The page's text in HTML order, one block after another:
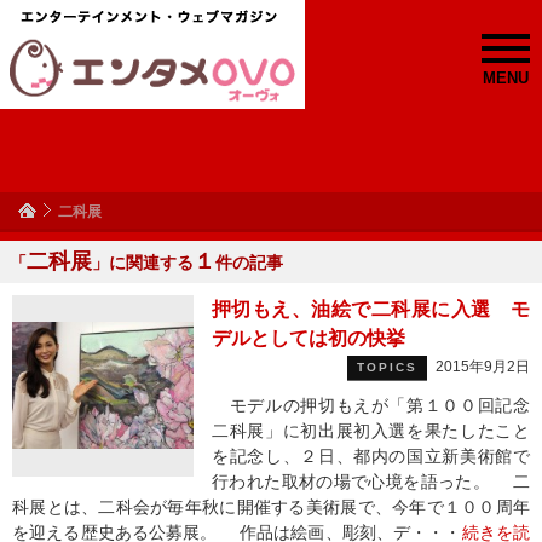
MENU
二科展
「二科展 」に関連する １ 件の記事
押切もえ、油絵で二科展に入選 モ
デルとしては初の快挙
TOPICS 2015年9月2日
モデルの押切もえが「第１００回記念
二科展」に初出展初入選を果たしたこと
を記念し、２日、都内の国立新美術館で
行われた取材の場で心境を語った。 二
科展とは、二科会が毎年秋に開催する美術展で、今年で１００周年
を迎える歴史ある公募展。 作品は絵画、彫刻、デ・・・ 続きを読